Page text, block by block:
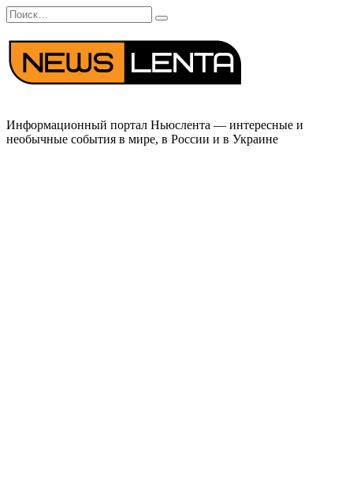
Перейти
к
содержанию
Search
for:
Информационный портал Ньюслента — интересные и
необычные события в мире, в России и в Украине